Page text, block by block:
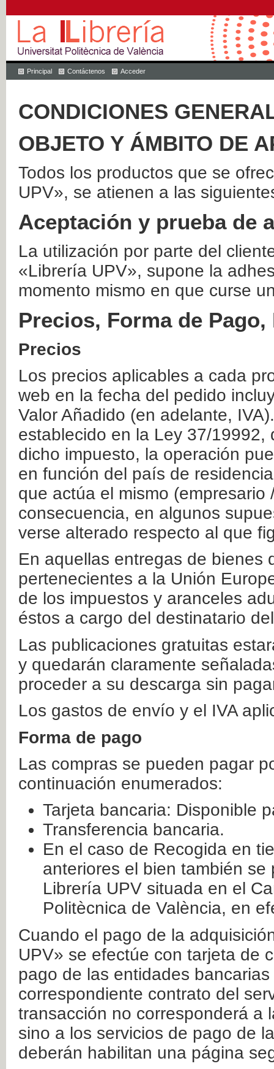
Principal Contáctenos Acceder
CONDICIONES
OBJETO Y ÁMBITO DE
Todos los productos que se
UPV», se atienen a las
Aceptación y prueba de
La utilización por parte del
«Librería UPV», supone la
momento mismo en que curse
Precios, Forma de
Precios
Los precios aplicables a cada
web en la fecha del pedido
Valor Añadido (en adelante,
establecido en la Ley 37/
dicho impuesto, la operación
en función del país de
que actúa el mismo
consecuencia, en algunos
verse alterado respecto al que
En aquellas entregas de bienes
pertenecientes a la Unión
de los impuestos y aranceles
éstos a cargo del destinatario
Las publicaciones gratuitas
y quedarán claramente
proceder a su descarga sin
Los gastos de envío y el IVA
Forma de pago
Las compras se pueden pagar
continuación enumerados:
Tarjeta bancaria: Disponible
Transferencia bancaria.
En el caso de Recogida en
anteriores el bien también
Librería UPV situada en el
Politècnica de València, en
Cuando el pago de la
UPV» se efectúe con tarjeta de
pago de las entidades
correspondiente contrato del
transacción no corresponderá a
sino a los servicios de pago de
deberán habilitan una página